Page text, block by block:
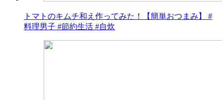
トマトのキムチ和え作ってみた！【簡単おつまみ】 #
料理男子 #節約生活 #自炊